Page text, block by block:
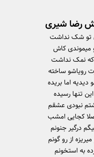
رضا شیری
تو شک نداشت
میموندی کاش
نمک نداشت
رویاشو ساخته
دیدیه اما بریده
تنها رسیده
نبودی عشقم
کجایی امشب
درگیر جنونم
از رو گونم
به استخونم